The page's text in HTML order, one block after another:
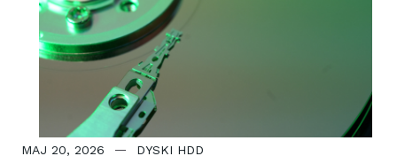
MAJ 20, 2026 DYSKI HDD